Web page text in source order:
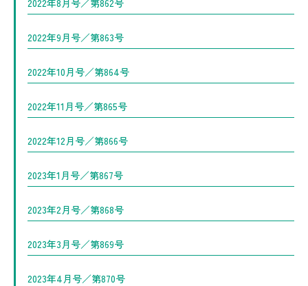
2022年8月号／第862号
2022年9月号／第863号
2022年10月号／第864号
2022年11月号／第865号
2022年12月号／第866号
2023年1月号／第867号
2023年2月号／第868号
2023年3月号／第869号
2023年4月号／第870号